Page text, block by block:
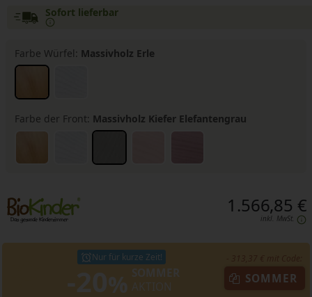
Sofort lieferbar
Farbe Würfel: Massivholz Erle
Farbe der Front: Massivholz Kiefer Elefantengrau
1.566,85 €
inkl. MwSt.
Nur für kurze Zeit!
SOMMER